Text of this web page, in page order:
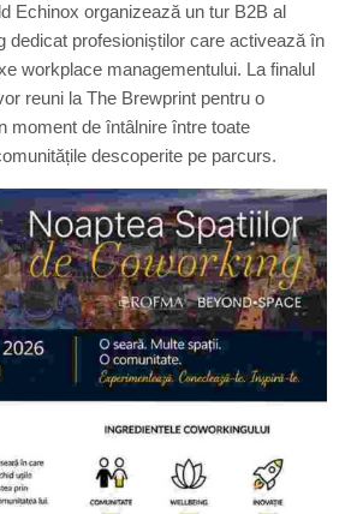
Echinox organizează un tur B2B al
dedicat profesioniștilor care activează în
workplace managementului. La finalul
reuni la The Brewprint pentru o
moment de întâlnire între toate
descoperite pe parcurs.